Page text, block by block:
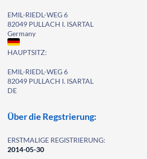
EMIL-RIEDL-WEG 6
82049 PULLACH I. ISARTAL
Germany
HAUPTSITZ:
EMIL-RIEDL-WEG 6
82049 PULLACH I. ISARTAL
DE
Über die Regstrierung:
ERSTMALIGE REGISTRIERUNG:
2014-05-30